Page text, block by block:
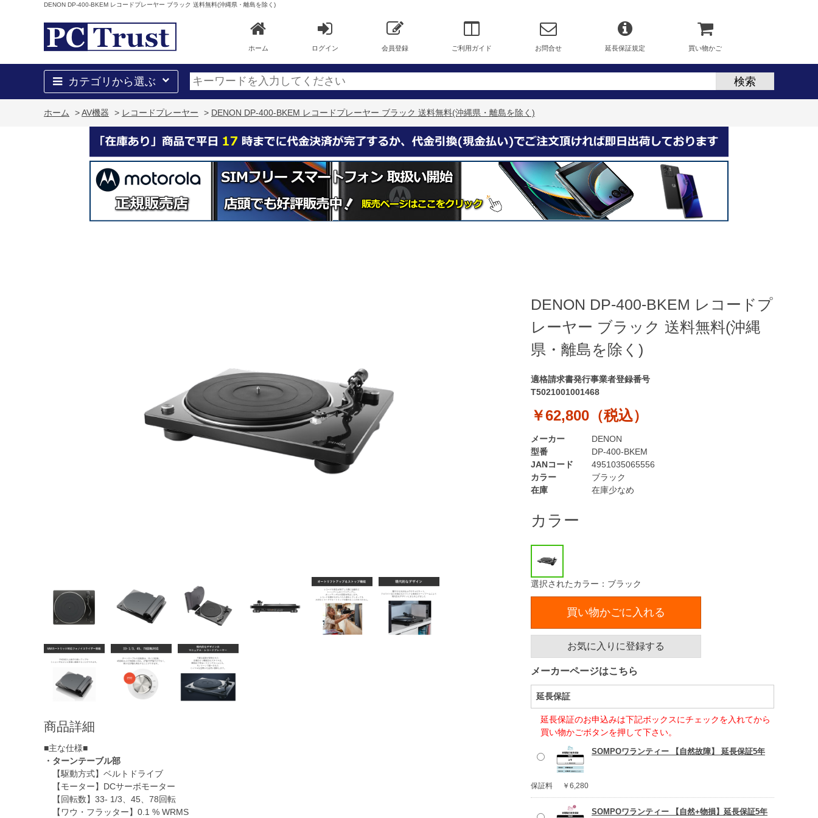
DENON DP-400-BKEM レコードプレーヤー ブラック 送料無料(沖縄県・離島を除く)
ホーム ログイン 会員登録 ご利用ガイド お問合せ 延長保証規定 買い物かご
カテゴリから選ぶ
ホーム >AV機器 > レコードプレーヤー > DENON DP-400-BKEM レコードプレーヤー ブラック 送料無料(沖縄県・離島を除く)
商品詳細
■主な仕様■
・ターンテーブル部
【駆動方式】ベルトドライブ
【モーター】DCサーボモーター
【回転数】33- 1/3、45、78回転
【ワウ・フラッター】0.1 % WRMS
DENON DP-400-BKEM レコードプ
レーヤー ブラック 送料無料(沖縄
県・離島を除く)
適格請求書発行事業者登録番号
T5021001001468
￥62,800（税込）
型番
DP-400-BKEM
JANコード
4951035065556
カラー
ブラック
在庫
在庫少なめ
メーカー DENON
カラー
選択されたカラー：ブラック
買い物かごに入れる
お気に入りに登録する
メーカーページはこちら
延長保証
延長保証のお申込みは下記ボックスにチェックを入れてから
買い物かごボタンを押して下さい。
SOMPOワランティー 【自然故障】 延長保証5年
保証料 ￥6,280
SOMPOワランティー 【自然+物損】延長保証5年